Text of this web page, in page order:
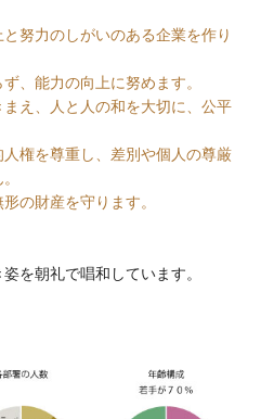
努力のしがいのある企業を作り
、能力の向上に努めます。
え、人と人の和を大切に、公平
権を尊重し、差別や個人の尊厳
の財産を守ります。
を朝礼で唱和しています。